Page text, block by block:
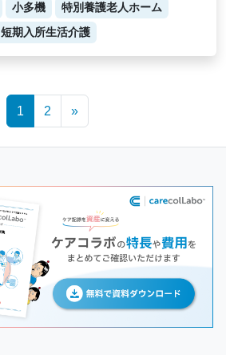
小多機
特別養護老人ホーム
短期入所生活介護
1 2 »